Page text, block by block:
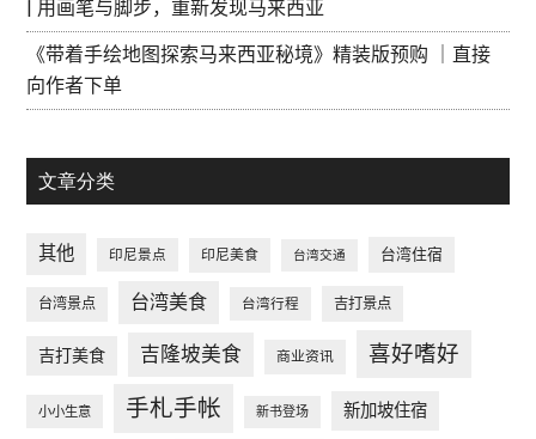
| 用画笔与脚步，重新发现马来西亚
《带着手绘地图探索马来西亚秘境》精装版预购 ｜直接
向作者下单
文章分类
其他 印尼景点 印尼美食 台湾交通 台湾住宿
台湾景点 台湾美食 台湾行程 吉打景点
吉打美食 吉隆坡美食 商业资讯 喜好嗜好
小小生意 手札手帐 新书登场 新加坡住宿